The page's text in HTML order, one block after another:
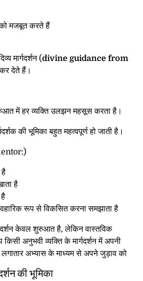
मजबूत करते हैं
मार्गदर्शन (divine guidance from
देते हैं।
में हर व्यक्ति उलझन महसूस करता है।
की भूमिका बहुत महत्वपूर्ण हो जाती है।
है
रूप से विकसित करना समझाता है
केवल शुरुआत है, लेकिन वास्तविक
अनुभवी व्यक्ति के मार्गदर्शन में अपनी
अभ्यास के माध्यम से अपने जुड़ाव को
की भूमिका